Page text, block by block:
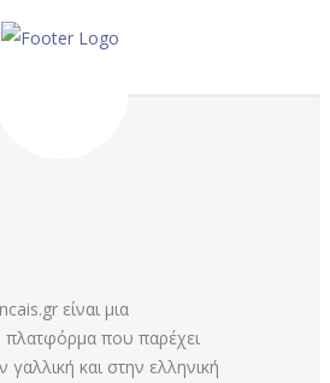
είναι μια
πλατφόρμα που παρέχει
γαλλική και στην ελληνική